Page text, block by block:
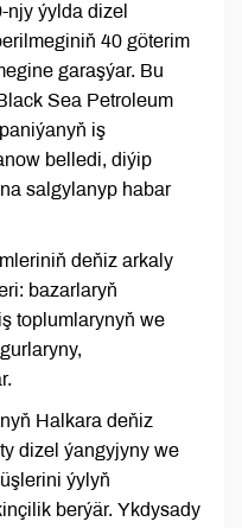
njy ýylda dizel
40 göterim
garaşýar. Bu
Sea Petroleum
iş
belledi, diýip
salgylanyp habar
deňiz arkaly
bazarlaryň
toplumlarynyň we
Halkara deňiz
dizel ýangyjyny we
ýylyň
berýär. Ykdysady